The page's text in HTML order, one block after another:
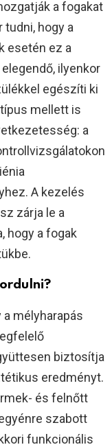
a fogakat
tudni, hogy a
esetén ez a
ilyenkor
egészíti ki
mellett is
a
A kezelés
zárja le a
hogy a fogak
mélyharapás
biztosítja
eredményt.
és felnőtt
szabott
funkcionális